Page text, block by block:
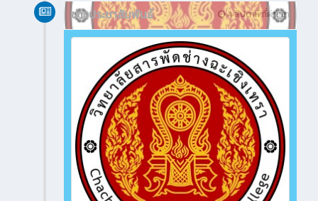
4 สัปดาห์ ที่ผ่านมา
ข่าวประชาสัมพันธ์